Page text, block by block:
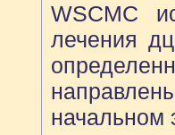
WSCMC
лечения
начальном